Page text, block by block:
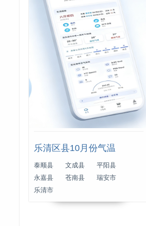
乐清区县10月份气温
泰顺县 文成县
平阳县
永嘉县
苍南县
瑞安市
乐清市